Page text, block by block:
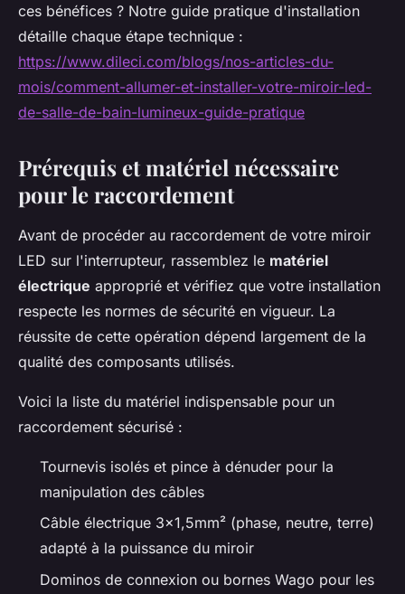
ces bénéfices ? Notre guide pratique d'installation
détaille chaque étape technique :
https://www.dileci.com/blogs/nos-articles-du-
mois/comment-allumer-et-installer-votre-miroir-led-
de-salle-de-bain-lumineux-guide-pratique
Prérequis et matériel nécessaire
pour le raccordement
Avant de procéder au raccordement de votre miroir
LED sur l'interrupteur, rassemblez le matériel
électrique approprié et vérifiez que votre installation
respecte les normes de sécurité en vigueur. La
réussite de cette opération dépend largement de la
qualité des composants utilisés.
Voici la liste du matériel indispensable pour un
raccordement sécurisé :
Tournevis isolés et pince à dénuder pour la
manipulation des câbles
Câble électrique 3x1,5mm² (phase, neutre, terre)
adapté à la puissance du miroir
Dominos de connexion ou bornes Wago pour les